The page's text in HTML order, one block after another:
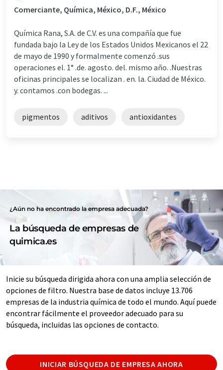
Comerciante, Química, México, D.F., México
Química Rana, S.A. de C.V. es una compañía que fue
fundada bajo la Ley de los Estados Unidos Mexicanos el 22
de mayo de 1990 y formalmente comenzó .sus
operaciones el. 1° .de. agosto. del. mismo año. .Nuestras
oficinas principales se localizan . en. la. Ciudad de México.
y. contamos .con bodegas. ...
pigmentos aditivos antioxidantes
¿Aún no ha encontrado la empresa adecuada?
La búsqueda de empresas de
quimica.es
Inicie su búsqueda dirigida ahora con una amplia selección de
opciones de filtro. Nuestra base de datos incluye 13.706
empresas de la industria química de todo el mundo. Aquí puede
encontrar fácilmente el proveedor adecuado para su
búsqueda, incluidas las opciones de contacto.
INICIAR BÚSQUEDA DE EMPRESA AHORA